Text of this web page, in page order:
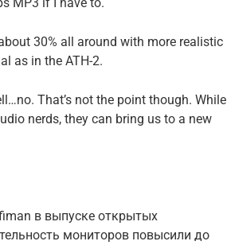
30% all around with more realistic
as in the ATH-2.
That’s not the point though. While
nerds, they can bring us to a new
в выпуске открытых
мониторов повысили до